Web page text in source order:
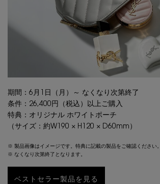
期間：6月1日（月）～ なくなり次第終了
条件：26,400円（税込）以上ご購入
特典：オリジナル ホワイトポーチ
（サイズ：約W190 × H120 × D60mm）
※ 製品画像はイメージです。特典に記載の製品をご確認ください。
※ なくなり次第終了となります。
ベストセラー製品を見る